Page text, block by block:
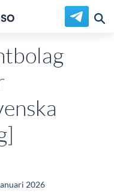
2026